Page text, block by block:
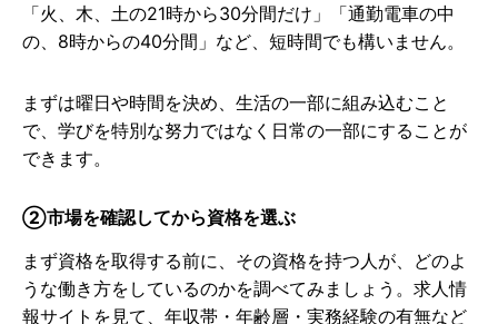
「火、木、土の21時から30分間だけ」「通勤電車の中
の、8時からの40分間」など、短時間でも構いません。
まずは曜日や時間を決め、生活の一部に組み込むこと
で、学びを特別な努力ではなく日常の一部にすることが
できます。
②市場を確認してから資格を選ぶ
まず資格を取得する前に、その資格を持つ人が、どのよ
うな働き方をしているのかを調べてみましょう。求人情
報サイトを見て、年収帯・年齢層・実務経験の有無など